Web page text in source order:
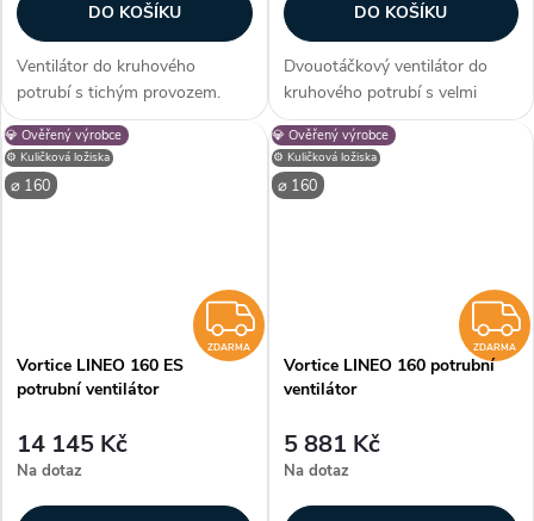
DO KOŠÍKU
Ventilátor do kruhového
potrubí s tichým provozem.
Dvouotáčkový AC motor s
dlouhou životností a tepelnou
ochranou. Kuličková ložiska.
Krytí IPX4. Průměr 150 mm.
DO KOŠÍKU
Dvouotáčkový ventilátor do
kruhového potrubí s velmi
tichým provozem. Úsporný
bezkartáčový motor s dlouhou
životností. Kuličková ložiska.
Krytí IPX4. Průměr 150 mm.
⚙️ Kuličková ložiska
💎 Ověřený výrobce
⌀ 160
ZDARMA
ZDARMA
Vortice LINEO 160 ES
potrubní ventilátor
14 145 Kč
Na dotaz
⚙️ Kuličková ložiska
💎 Ověřený výrobce
⌀ 160
ZDARMA
Vortice LINEO 160 potrubní
ventilátor
5 881 Kč
Na dotaz